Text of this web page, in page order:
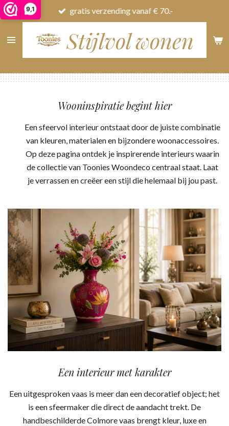
9,1
Ga
direct
naar
Stijlvol wonen
gratis verzending vanaf € 70.-
Wooninspiratie begint hier
Een sfeervol interieur ontstaat door de juiste combinatie
van kleuren, materialen en bijzondere woonaccessoires.
Op deze pagina ontdek je inspirerende interieurs waarin
de collectie van Toonies Woondeco centraal staat. Laat
je verrassen en creëer een stijl die helemaal bij jou past.
Een interieur met karakter
Een uitgesproken vaas is meer dan een decoratief object; het
is een sfeermaker die direct de aandacht trekt. De
handbeschilderde Colmore vaas brengt kleur, luxe en